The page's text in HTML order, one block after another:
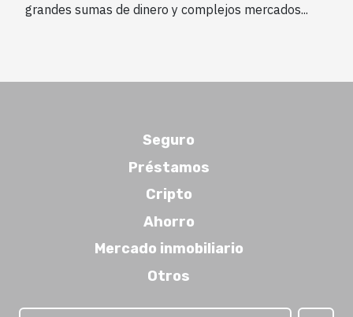
grandes sumas de dinero y complejos mercados...
Seguro
Préstamos
Cripto
Ahorro
Mercado inmobiliario
Otros